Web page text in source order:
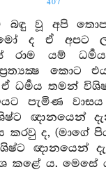
407
බඳු වූ අපි තොප
ද ඒ අපට
රාම යම්
කොට
ධර්‍මය තමන්
පැමිණ
ඥානයෙන්
කරවු ද, (මාගේ
ඥානයෙන්
කළේ ය. මෙසේ